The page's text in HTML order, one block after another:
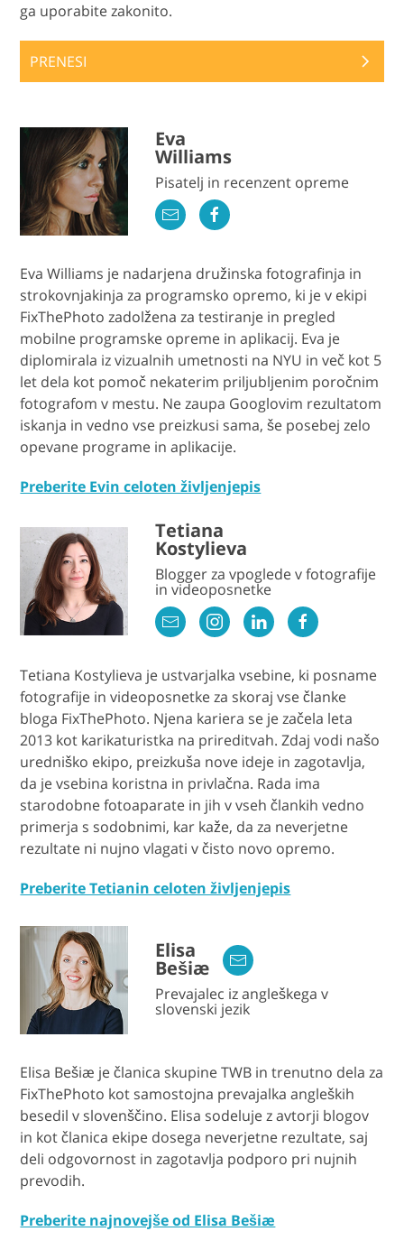
ga uporabite zakonito.
PRENESI
Eva
Williams
Pisatelj in recenzent opreme
Eva Williams je nadarjena družinska fotografinja in
strokovnjakinja za programsko opremo, ki je v ekipi
FixThePhoto zadolžena za testiranje in pregled
mobilne programske opreme in aplikacij. Eva je
diplomirala iz vizualnih umetnosti na NYU in več kot 5
let dela kot pomoč nekaterim priljubljenim poročnim
fotografom v mestu. Ne zaupa Googlovim rezultatom
iskanja in vedno vse preizkusi sama, še posebej zelo
opevane programe in aplikacije.
Preberite Evin celoten življenjepis
Tetiana
Kostylieva
Blogger za vpoglede v fotografije
in videoposnetke
Tetiana Kostylieva je ustvarjalka vsebine, ki posname
fotografije in videoposnetke za skoraj vse članke
bloga FixThePhoto. Njena kariera se je začela leta
2013 kot karikaturistka na prireditvah. Zdaj vodi našo
uredniško ekipo, preizkuša nove ideje in zagotavlja,
da je vsebina koristna in privlačna. Rada ima
starodobne fotoaparate in jih v vseh člankih vedno
primerja s sodobnimi, kar kaže, da za neverjetne
rezultate ni nujno vlagati v čisto novo opremo.
Preberite Tetianin celoten življenjepis
Elisa
Bešiæ
Prevajalec iz angleškega v
slovenski jezik
Elisa Bešiæ je članica skupine TWB in trenutno dela za
FixThePhoto kot samostojna prevajalka angleških
besedil v slovenščino. Elisa sodeluje z avtorji blogov
in kot članica ekipe dosega neverjetne rezultate, saj
deli odgovornost in zagotavlja podporo pri nujnih
prevodih.
Preberite najnovejše od Elisa Bešiæ